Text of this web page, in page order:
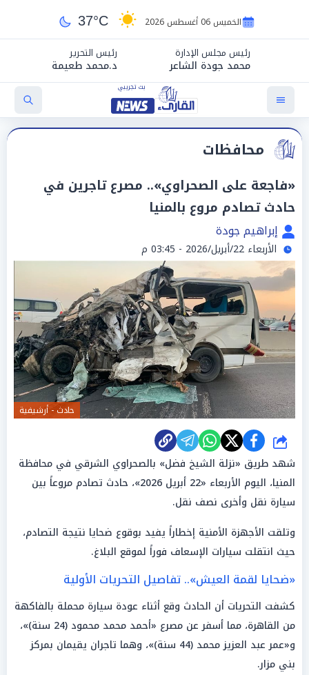
الخميس 06 أغسطس 2026 37°C
رئيس مجلس الإدارة
محمد جودة الشاعر
رئيس التحرير
د.محمد طعيمة
محافظات
«فاجعة على الصحراوي».. مصرع تاجرين في
حادث تصادم مروع بالمنيا
إبراهيم جودة
الأربعاء 22/أبريل/2026 - 03:45 م
حادث - أرشيفية
شارك
شهد طريق «نزلة الشيخ فضل» بالصحراوي الشرقي في محافظة
المنيا، اليوم الأربعاء «22 أبريل 2026»، حادث تصادم مروعاً بين
سيارة نقل وأخرى نصف نقل.
وتلقت الأجهزة الأمنية إخطاراً يفيد بوقوع ضحايا نتيجة التصادم،
حيث انتقلت سيارات الإسعاف فوراً لموقع البلاغ.
«ضحايا لقمة العيش».. تفاصيل التحريات الأولية
كشفت التحريات أن الحادث وقع أثناء عودة سيارة محملة بالفاكهة
من القاهرة، مما أسفر عن مصرع «أحمد محمد محمود (24 سنة)»،
و«عمر عبد العزيز محمد (44 سنة)»، وهما تاجران يقيمان بمركز
بني مزار.